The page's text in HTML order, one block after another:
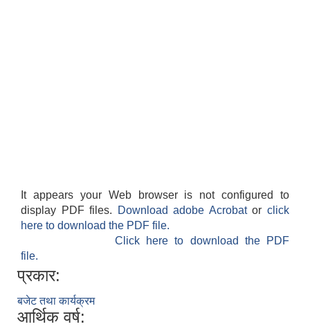
It appears your Web browser is not configured to
display PDF files.
Download adobe Acrobatorclick
here to download the PDF file.
Click here to download the PDF
file.
प्रकार:
बजेट तथा कार्यक्रम
आर्थिक वर्ष: